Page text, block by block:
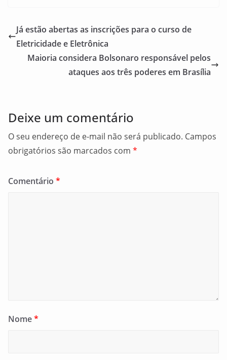
e
b
o
l e
Já estão abertas as inscrições para o curso de
Eletricidade e Eletrônica
Maioria considera Bolsonaro responsável pelos
ataques aos três poderes em Brasília
Deixe um comentário
O seu endereço de e-mail não será publicado. Campos
obrigatórios são marcados com *
Comentário *
Nome*